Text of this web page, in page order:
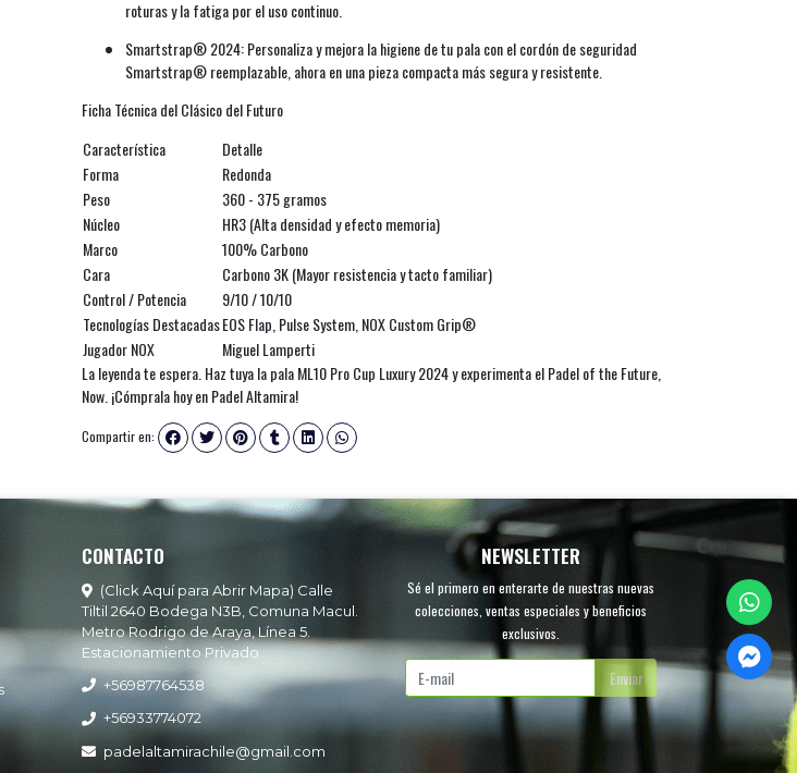
roturas y la fatiga por el uso continuo.
Smartstrap® 2024: Personaliza y mejora la higiene de tu pala con el cordón de seguridad
Smartstrap® reemplazable, ahora en una pieza compacta más segura y resistente.
Ficha Técnica del Clásico del Futuro
Característica
Detalle
Forma
Redonda
Peso
360 - 375 gramos
Núcleo
HR3 (Alta densidad y efecto memoria)
Marco
100% Carbono
Cara
Carbono 3K (Mayor resistencia y tacto familiar)
Control / Potencia
9/10 / 10/10
Tecnologías DestacadasEOS Flap, Pulse System, NOX Custom Grip®
Jugador NOX
Miguel Lamperti
La leyenda te espera. Haz tuya la pala ML10 Pro Cup Luxury 2024 y experimenta el Padel of the Future,
Now. ¡Cómprala hoy en Padel Altamira!
Compartir en:
CONTACTO
(Click Aquí para Abrir Mapa) Calle
Tiltil 2640 Bodega N3B, Comuna Macul.
Metro Rodrigo de Araya, Línea 5.
Estacionamiento Privado
+56987764538
+56933774072
padelaltamirachile@gmail.com
NEWSLETTER
Sé el primero en enterarte de nuestras nuevas
colecciones, ventas especiales y beneficios
exclusivos.
Enviar